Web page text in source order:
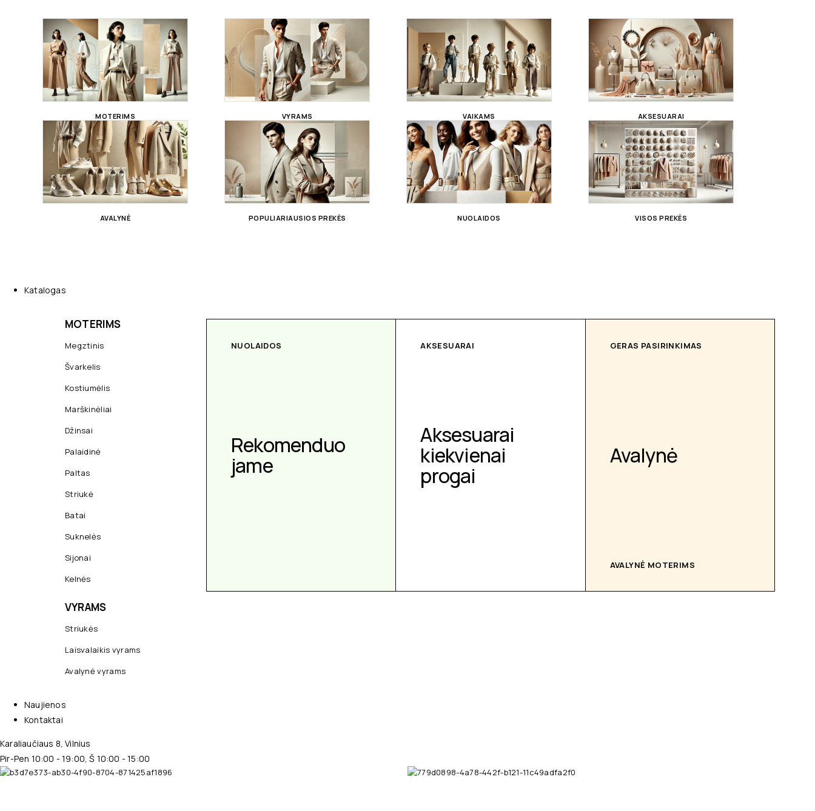
MOTERIMS VYRAMS VAIKAMS AKSESUARAI
AVALYNĖ POPULIARIAUSIOS PREKĖS NUOLAIDOS VISOS PREKĖS
Katalogas
MOTERIMS
Megztinis
Švarkelis
Kostiumėlis
Marškinėliai
Džinsai
Palaidinė
Paltas
Striukė
Batai
Suknelės
Sijonai
Kelnės
VYRAMS
Striukės
Laisvalaikis vyrams
Avalynė vyrams
NUOLAIDOS
Rekomenduo
jame
AKSESUARAI
Aksesuarai
kiekvienai
progai
GERAS PASIRINKIMAS
Avalynė
AVALYNĖ MOTERIMS
Naujienos
Kontaktai
Karaliaučiaus 8, Vilnius
Pir-Pen 10:00 - 19:00, Š 10:00 - 15:00